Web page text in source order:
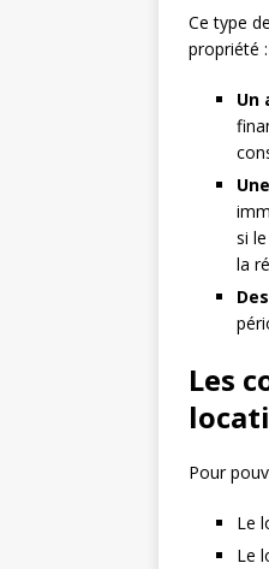
Ce type
propriété :
Un
si
la
Les
Pour
Le
Le